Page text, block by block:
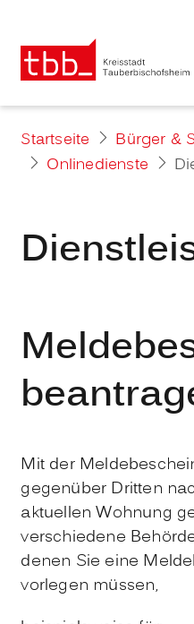
Startseite Bürger &
Onlinedienste
Mit der
gegenüber Dritten
aktuellen Wohnung
verschiedene
denen Sie eine
vorlegen müssen,